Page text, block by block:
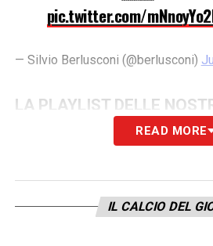
pic.twitter.com/
— Silvio Berlusconi (@berlusconi)
LA PLAYLIST DELLE
READ MORE
IL CALCIO DEL